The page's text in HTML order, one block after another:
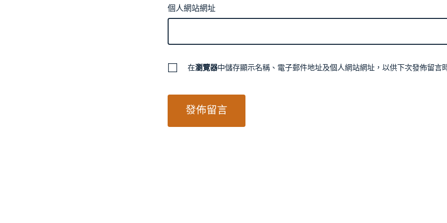
個人網站網址
在瀏覽器中儲存顯示名稱、電子郵件地址及個人網站網址，以供下次發佈留言